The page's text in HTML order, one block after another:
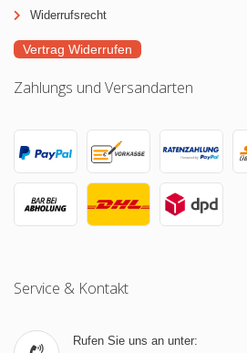
Widerrufsrecht
Vertrag Widerrufen
Zahlungs und Versandarten
Service & Kontakt
Rufen Sie uns an unter: